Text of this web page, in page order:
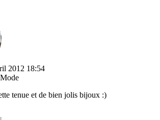
2012 18:54
tenue et de bien jolis bijoux :)